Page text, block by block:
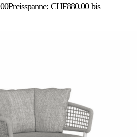
Preisspanne: CHF880.00 bis